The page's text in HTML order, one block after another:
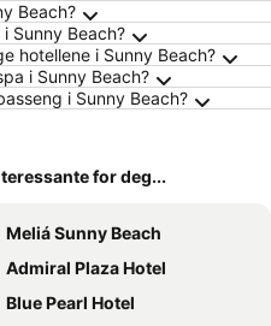
Beach?
Sunny Beach?
hotellene i Sunny Beach?
i Sunny Beach?
i Sunny Beach?
for deg...
Meliá Sunny Beach
Admiral Plaza Hotel
Blue Pearl Hotel